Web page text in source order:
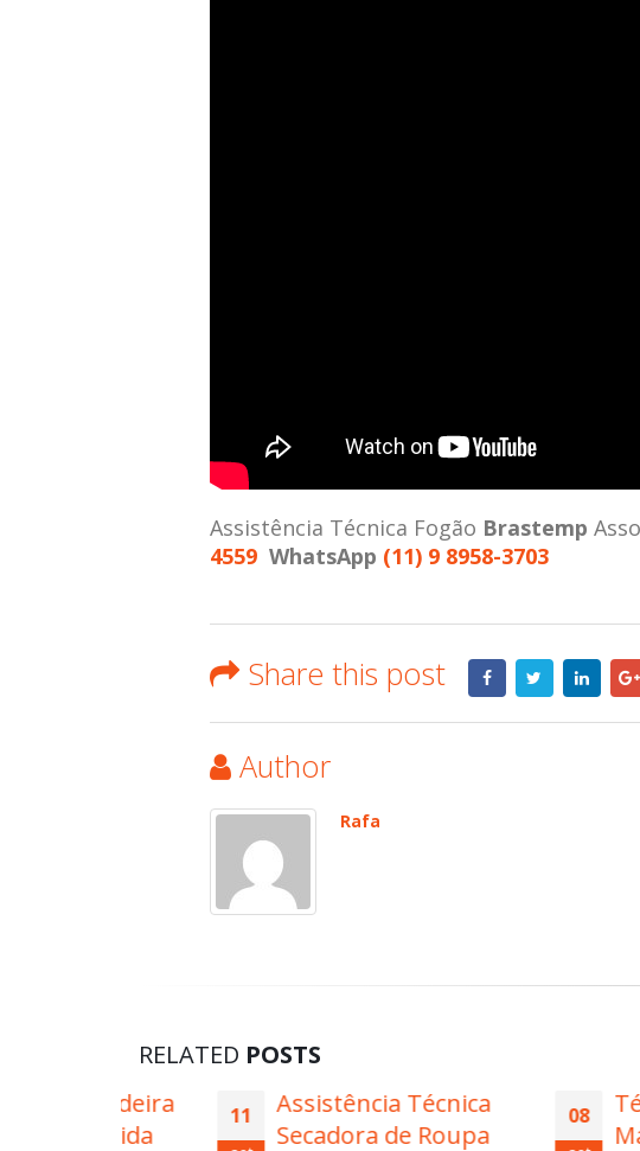
Assistência Técnica Fogão Brastemp
4559 WhatsApp (11) 9 8958-3703
Share this post
Author
Rafa
RELATED POSTS
11
Assistência Técnica
Secadora de Roupa
08
Mata Fria